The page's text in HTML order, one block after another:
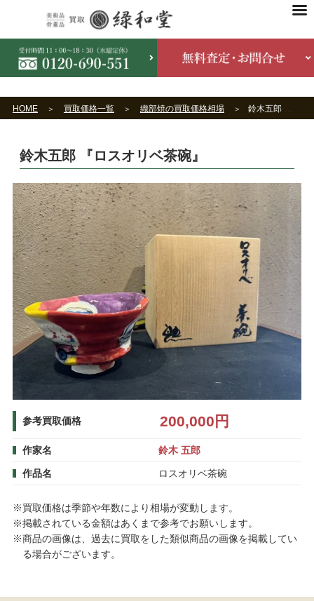
HOME 買取価格一覧 織部焼の買取価格相場 鈴木五郎 『ロスオリベ茶碗』
鈴木五郎 『ロスオリベ茶碗』
参考買取価格 200,000円
作家名 鈴木 五郎
作品名 ロスオリベ茶碗
※買取価格は季節や年数により相場が変動します。
※掲載されている金額はあくまで参考でお願いします。
※商品の画像は、過去に買取をした類似商品の画像を掲載してい
る場合がございます。